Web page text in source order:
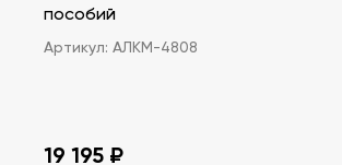
пособий
Артикул: АЛКМ-4808
19 195 ₽